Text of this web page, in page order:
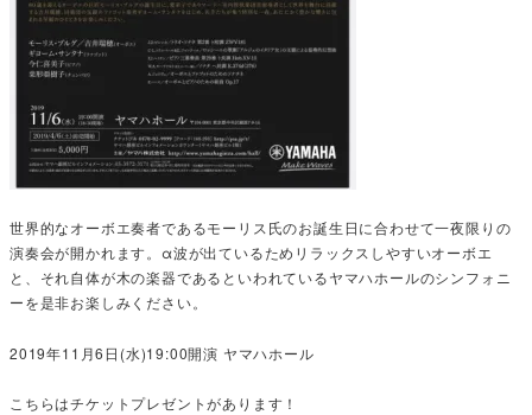
世界的なオーボエ奏者であるモーリス氏のお誕生日に合わせて一夜限りの
演奏会が開かれます。α波が出ているためリラックスしやすいオーボエ
と、それ自体が木の楽器であるといわれているヤマハホールのシンフォニ
ーを是非お楽しみください。
2019年11月6日(水)19:00開演 ヤマハホール
こちらはチケットプレゼントがあります！